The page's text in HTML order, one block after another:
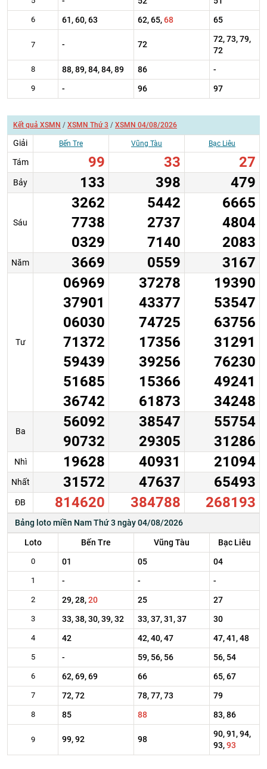
6 61, 60, 63 62, 65,68 65
7 - 72
72, 73, 79,
72
8 88, 89, 84, 84, 89 86 -
9 - 96 97
Kết quả XSMN / XSMN Thứ 3 / XSMN 04/08/2026
Giải Bến Tre Vũng Tàu Bạc Liêu
Tám 99 33 27
Bảy 133 398 479
Sáu
3262
7738
0329
5442
2737
7140
6665
4804
2083
Năm 3669 0559 3167
Tư
06969
37901
06030
71372
59439
51685
36742
37278
43377
74725
17356
39256
15366
61873
19390
53547
63756
31291
76230
49241
34248
Ba
56092
90732
38547
29305
55754
31286
Nhì 19628 40931 21094
Nhất 31572 47637 65493
ĐB 814620 384788 268193
Bảng loto miền Nam Thứ 3 ngày 04/08/2026
Loto Bến Tre Vũng Tàu Bạc Liêu
0 01 05 04
1 - - -
2 29, 28,20 25 27
3 33, 38, 30, 39, 32 33, 37, 31, 37 30
4 42 42, 40, 47 47, 41, 48
5 - 59, 56, 56 56, 54
6 62, 69, 69 66 65, 67
7 72, 72 78, 77, 73 79
8 85 88 83, 86
9 99, 92 98
90, 91, 94,
93,93